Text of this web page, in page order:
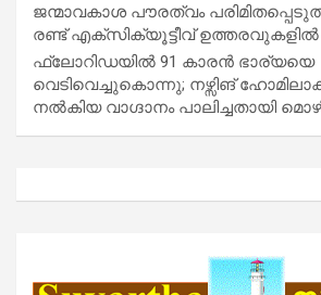
ജന്മാവകാശ പൗരത്വം
രണ്ട് എക്സിക്യൂട്ടീവ് ഉത്തരവുകളിൽ
ഫ്ലോറിഡയിൽ 91 കാരൻ ഭാര്യയെ
വെടിവെച്ചുകൊന്നു; നഴ്സിങ്
നൽകിയ വാഗ്ദാനം പാലിച്ചതായി